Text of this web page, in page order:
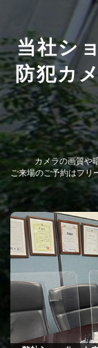
当社シ
防犯カ
カメラの画質や
ご来場のご予約はフリ